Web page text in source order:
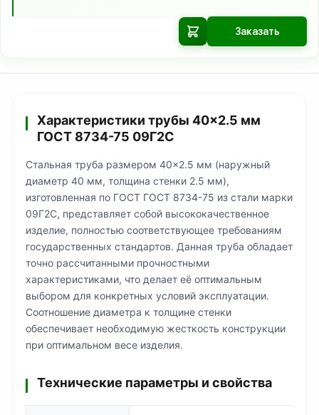
Заказать
Характеристики трубы 40×2.5 мм
ГОСТ 8734-75 09Г2С
Стальная труба размером 40×2.5 мм (наружный
диаметр 40 мм, толщина стенки 2.5 мм),
изготовленная по ГОСТ ГОСТ 8734-75 из стали марки
09Г2С, представляет собой высококачественное
изделие, полностью соответствующее требованиям
государственных стандартов. Данная труба обладает
точно рассчитанными прочностными
характеристиками, что делает её оптимальным
выбором для конкретных условий эксплуатации.
Соотношение диаметра к толщине стенки
обеспечивает необходимую жесткость конструкции
при оптимальном весе изделия.
Технические параметры и свойства